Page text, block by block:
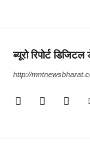
ब्यूरो रिपोर्ट
http://